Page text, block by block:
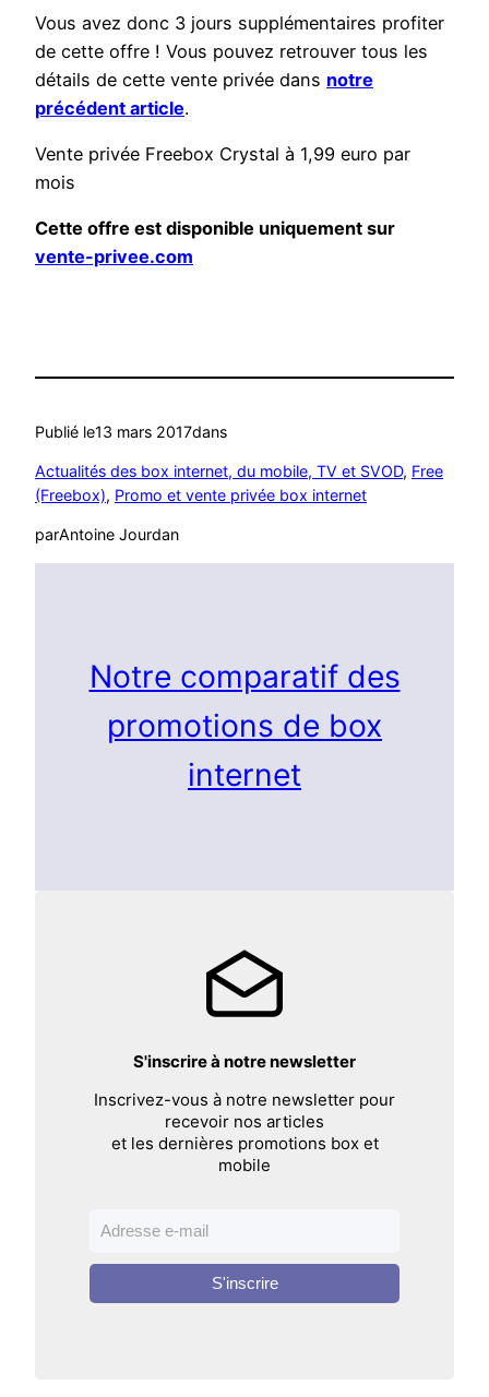
Vous avez donc 3 jours supplémentaires profiter
de cette offre ! Vous pouvez retrouver tous les
détails de cette vente privée dans notre
précédent article.
Vente privée Freebox Crystal à 1,99 euro par
mois
Cette offre est disponible uniquement sur
vente-privee.com
Publié le13 mars 2017dans
Actualités des box internet, du mobile, TV et SVOD, Free
(Freebox), Promo et vente privée box internet
parAntoine Jourdan
Notre comparatif des
promotions de box
internet
S'inscrire à notre newsletter
Inscrivez-vous à notre newsletter pour
recevoir nos articles
et les dernières promotions box et
mobile
S'inscrire